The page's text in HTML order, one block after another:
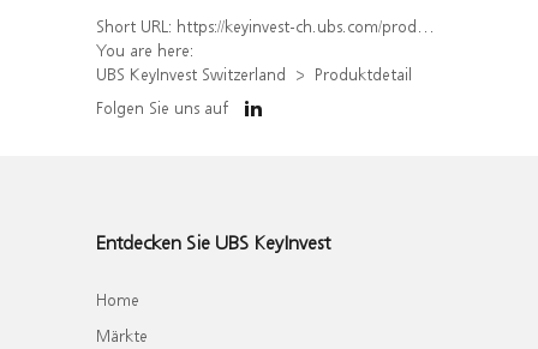
Short URL: https://keyinvest-ch.ubs.com/produkt/detail/index/isin/CH1582452798
You are here:
UBS KeyInvest Switzerland
Produktdetail
Folgen Sie uns auf
Entdecken Sie UBS KeyInvest
Home
Märkte